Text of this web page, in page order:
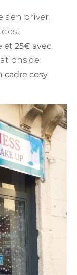
priver.
et 25€ avec
de
cadre cosy